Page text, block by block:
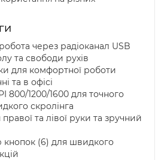
через радіоканал USB
та свободи рухів
для комфортної роботи
та в офісі
1200/1600 для точного
скролінга
та лівої руки та зручний
(6) для швидкого